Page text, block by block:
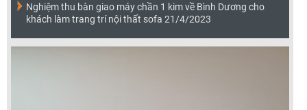
Nghiệm thu bàn giao máy chần 1 kim về Bình Dương cho
khách làm trang trí nội thất sofa 21/4/2023